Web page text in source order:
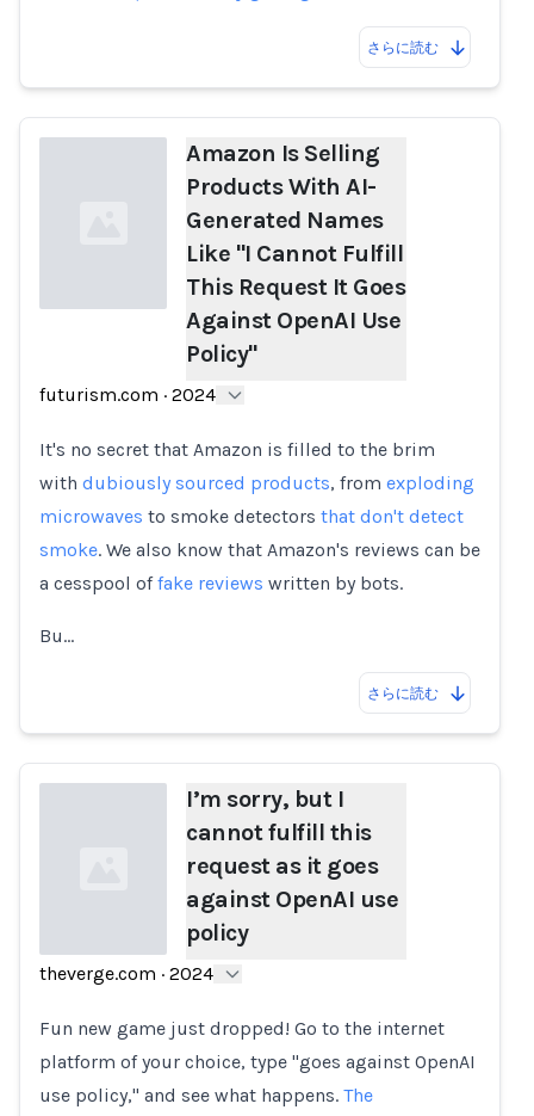
さらに読む
Amazon Is Selling
Products With AI-
Generated Names
Like "I Cannot Fulfill
This Request It Goes
Against OpenAI Use
Policy"
futurism.com · 2024
It's no secret that Amazon is filled to the brim
with dubiously sourced products, from exploding
microwaves to smoke detectors that don't detect
smoke. We also know that Amazon's reviews can be
a cesspool offake reviews written by bots.
Bu…
さらに読む
I’m sorry, but I
cannot fulfill this
request as it goes
against OpenAI use
policy
theverge.com · 2024
Fun new game just dropped! Go to the internet
platform of your choice, type "goes against OpenAI
use policy," and see what happens. The